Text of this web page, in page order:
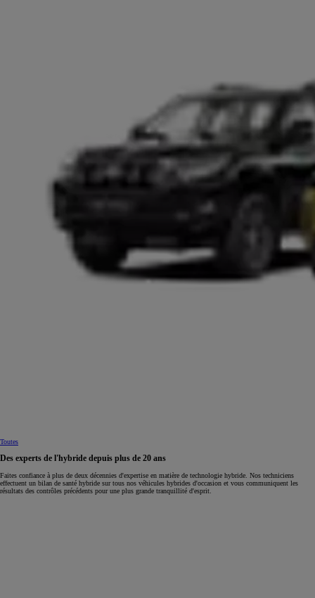
Toutes
Des experts de l'hybride depuis plus de 20 ans
Faites confiance à plus de deux décennies d'expertise en matière de technologie hybride. Nos techniciens
effectuent un bilan de santé hybride sur tous nos véhicules hybrides d'occasion et vous communiquent les
résultats des contrôles précédents pour une plus grande tranquillité d'esprit.